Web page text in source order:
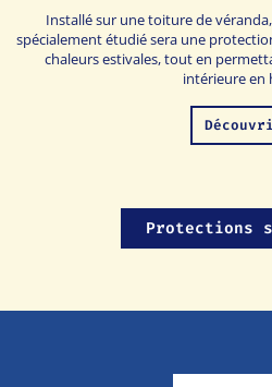
Installé sur une toiture de
spécialement étudié sera une
chaleurs estivales, tout en
intérieure en
Protections